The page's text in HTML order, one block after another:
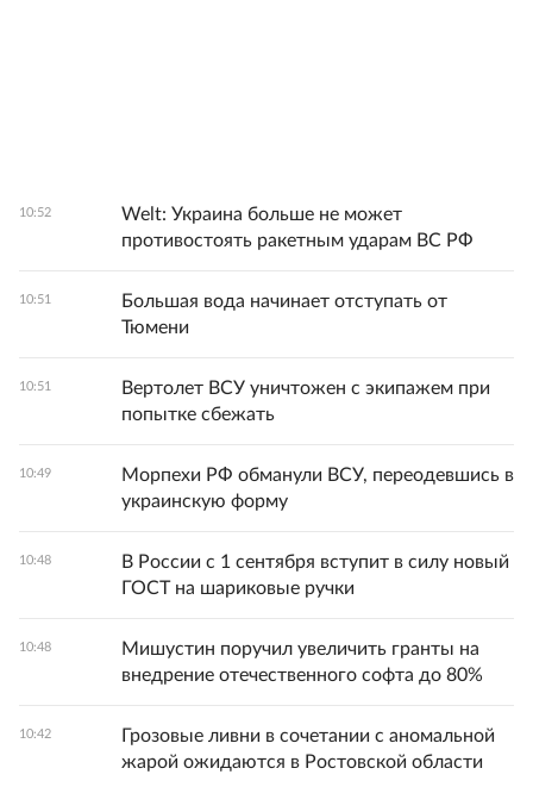
10:52
Welt: Украина больше не может
противостоять ракетным ударам ВС РФ
10:51
Большая вода начинает отступать от
Тюмени
10:51
Вертолет ВСУ уничтожен с экипажем при
попытке сбежать
10:49
Морпехи РФ обманули ВСУ, переодевшись в
украинскую форму
10:48
В России с 1 сентября вступит в силу новый
ГОСТ на шариковые ручки
10:48
Мишустин поручил увеличить гранты на
внедрение отечественного софта до 80%
10:42
Грозовые ливни в сочетании с аномальной
жарой ожидаются в Ростовской области